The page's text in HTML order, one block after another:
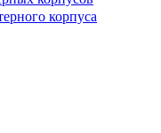
корпуса